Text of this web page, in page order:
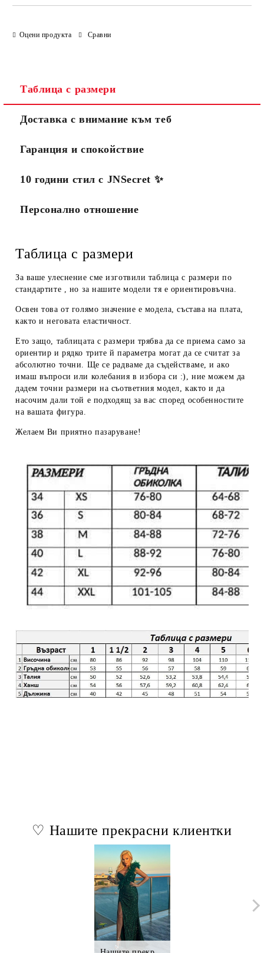
Оцени продукта Сравни
Таблица с размери
Доставка с внимание към теб
Гаранция и спокойствие
10 години стил с JNSecret ✨️
Персонално отношение
Таблица с размери
За ваше улеснение сме изготвили таблица с размери по
стандартите , но за нашите модели тя е ориентировъчна.
Освен това от голямо значение е модела, състава на плата,
както и неговата еластичност.
Ето защо, таблицата с размери трябва да се приема само за
ориентир и рядко трите й параметра могат да се считат за
абсолютно точни. Ще се радваме да съдействаме, и ако
имаш въпроси или колебания в избора си :), ние можем да
дадемточни размери на съответния модел, както и да
насочим дали той е подходящ за вас според особенностите
на вашата фигура.
Желаем Ви приятно пазаруване!
♡ Нашите прекрасни клиентки